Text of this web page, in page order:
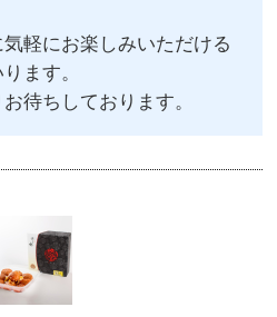
軽にお楽しみいただける
ます。
待ちしております。